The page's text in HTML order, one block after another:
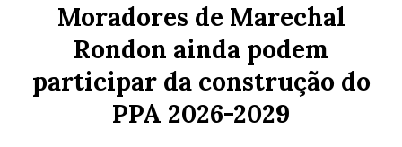
Moradores de Marechal
Rondon ainda podem
participar da construção do
PPA 2026-2029